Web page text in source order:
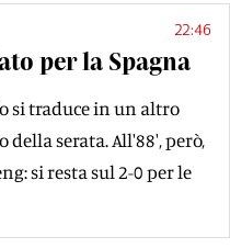
22:46
per la Spagna
si traduce in un altro
della serata. All'88', però,
si resta sul 2-0 per le